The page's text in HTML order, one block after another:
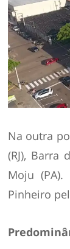
Na outra
(RJ), Barra
Moju
Pinheiro